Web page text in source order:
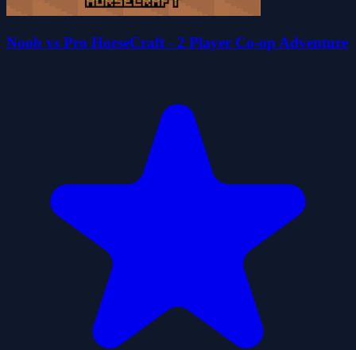
Noob vs Pro HorseCraft - 2 Player Co-op Adventure